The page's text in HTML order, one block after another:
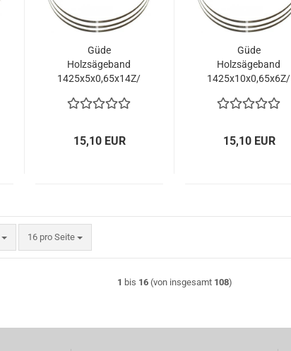
Güde
Holzsägeband
1425x5x0,65x14Z/
15,10 EUR
Güde
Holzsägeband
1425x10x0,65x6Z/
15,10 EUR
16 pro Seite
pro Seite
1 bis 16(von insgesamt 108)